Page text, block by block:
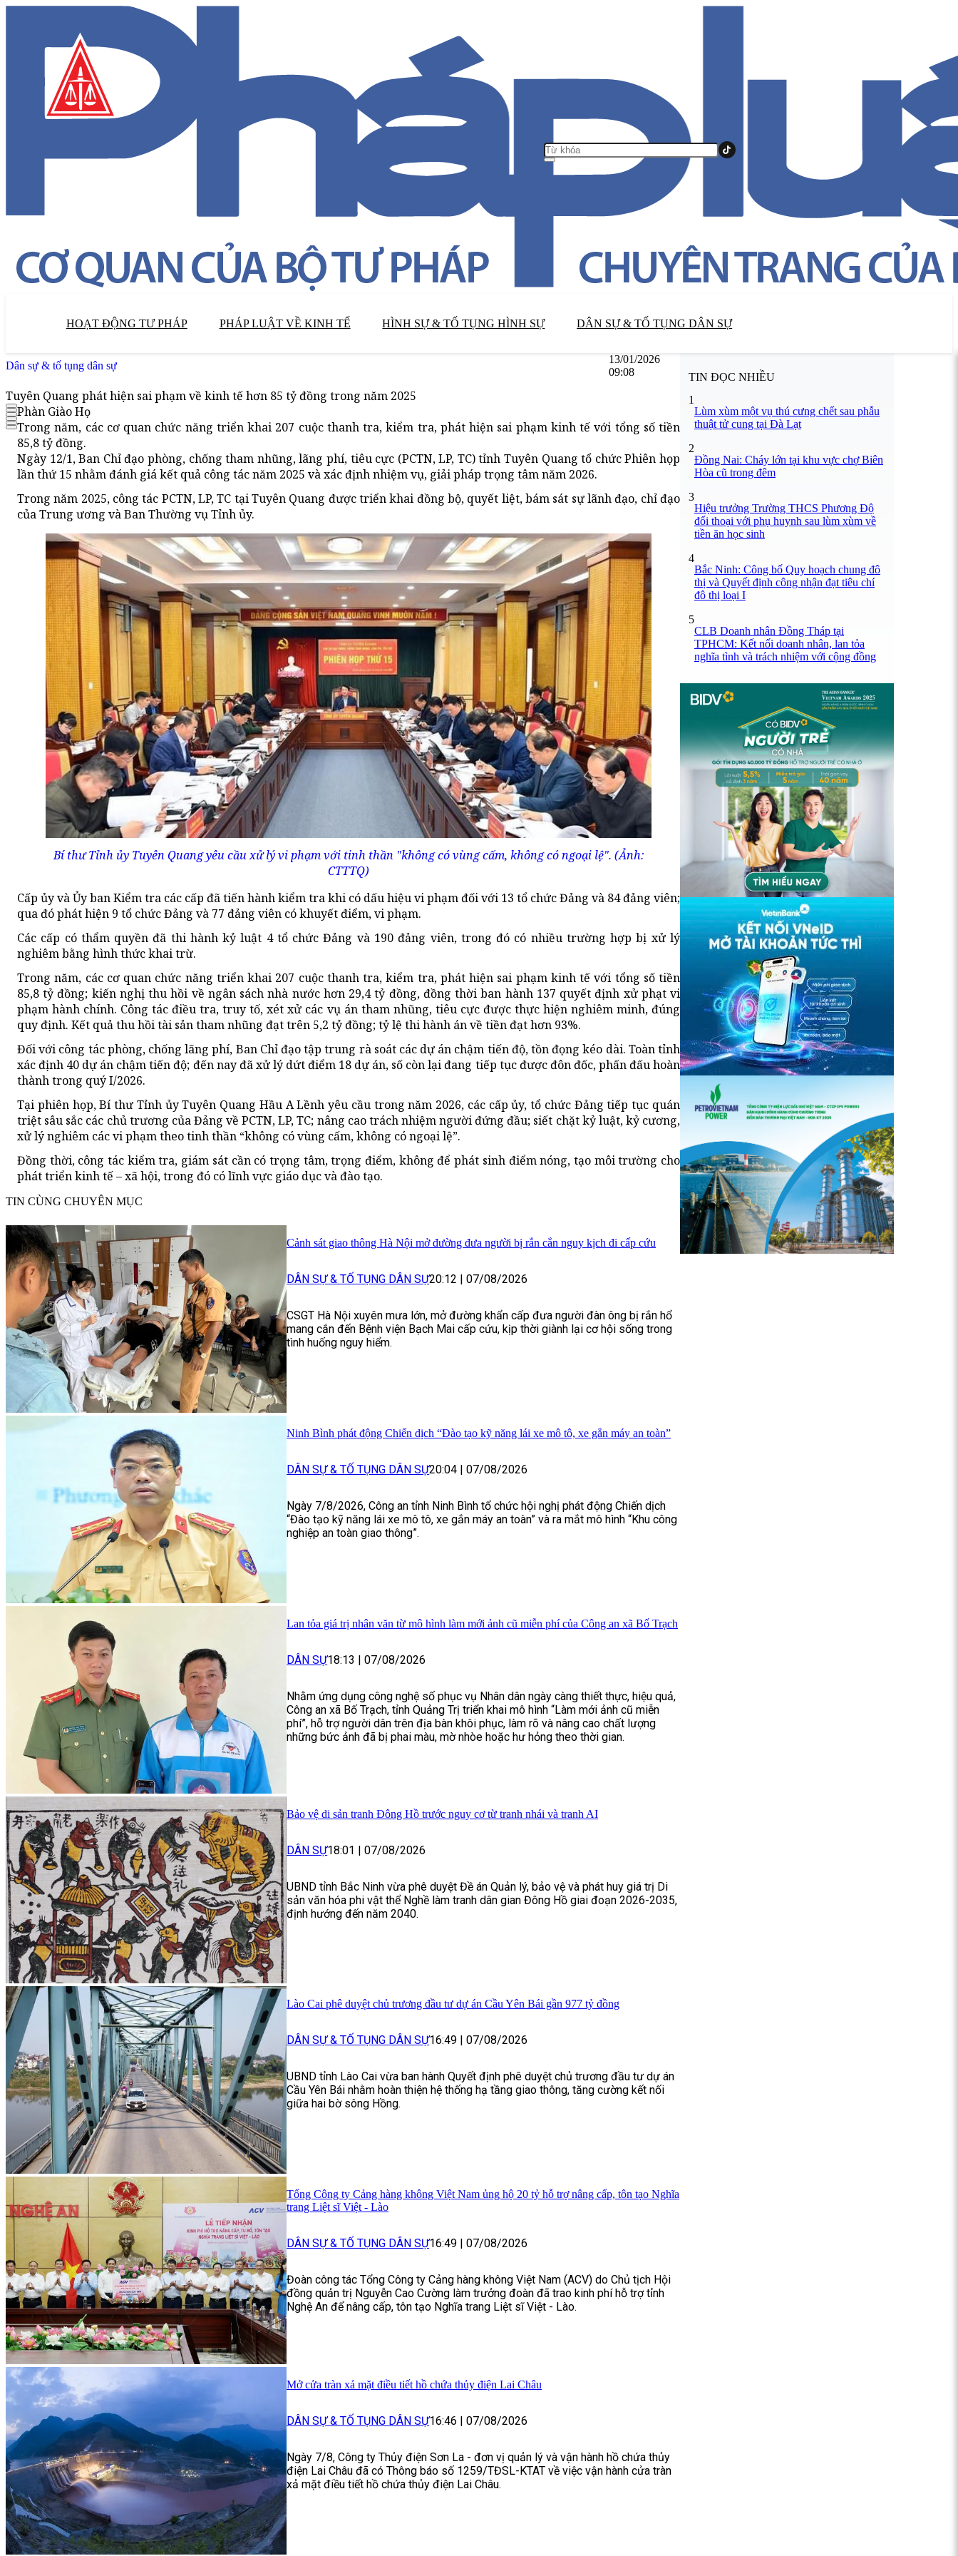
HOẠT ĐỘNG TƯ PHÁP PHÁP LUẬT VỀ KINH TẾ HÌNH SỰ & TỐ TỤNG HÌNH SỰ DÂN SỰ & TỐ TỤNG DÂN SỰ
Dân sự & tố tụng dân sự
13/01/2026
09:08
Tuyên Quang phát hiện sai phạm về kinh tế hơn 85 tỷ đồng trong năm 2025
Phàn Giào Họ
Trong năm, các cơ quan chức năng triển khai 207 cuộc thanh tra, kiểm tra, phát hiện sai phạm kinh tế với tổng số tiền
85,8 tỷ đồng.
Ngày 12/1, Ban Chỉ đạo phòng, chống tham nhũng, lãng phí, tiêu cực (PCTN, LP, TC) tỉnh Tuyên Quang tổ chức Phiên họp
lần thứ 15 nhằm đánh giá kết quả công tác năm 2025 và xác định nhiệm vụ, giải pháp trọng tâm năm 2026.
Trong năm 2025, công tác PCTN, LP, TC tại Tuyên Quang được triển khai đồng bộ, quyết liệt, bám sát sự lãnh đạo, chỉ đạo
của Trung ương và Ban Thường vụ Tỉnh ủy.
Bí thư Tỉnh ủy Tuyên Quang yêu cầu xử lý vi phạm với tinh thần "không có vùng cấm, không có ngoại lệ". (Ảnh:
CTTTQ)
Cấp ủy và Ủy ban Kiểm tra các cấp đã tiến hành kiểm tra khi có dấu hiệu vi phạm đối với 13 tổ chức Đảng và 84 đảng viên;
qua đó phát hiện 9 tổ chức Đảng và 77 đảng viên có khuyết điểm, vi phạm.
Các cấp có thẩm quyền đã thi hành kỷ luật 4 tổ chức Đảng và 190 đảng viên, trong đó có nhiều trường hợp bị xử lý
nghiêm bằng hình thức khai trừ.
Trong năm, các cơ quan chức năng triển khai 207 cuộc thanh tra, kiểm tra, phát hiện sai phạm kinh tế với tổng số tiền
85,8 tỷ đồng; kiến nghị thu hồi về ngân sách nhà nước hơn 29,4 tỷ đồng, đồng thời ban hành 137 quyết định xử phạt vi
phạm hành chính. Công tác điều tra, truy tố, xét xử các vụ án tham nhũng, tiêu cực được thực hiện nghiêm minh, đúng
quy định. Kết quả thu hồi tài sản tham nhũng đạt trên 5,2 tỷ đồng; tỷ lệ thi hành án về tiền đạt hơn 93%.
Đối với công tác phòng, chống lãng phí, Ban Chỉ đạo tập trung rà soát các dự án chậm tiến độ, tồn đọng kéo dài. Toàn tỉnh
xác định 40 dự án chậm tiến độ; đến nay đã xử lý dứt điểm 18 dự án, số còn lại đang tiếp tục được đôn đốc, phấn đấu hoàn
thành trong quý I/2026.
Tại phiên họp, Bí thư Tỉnh ủy Tuyên Quang Hầu A Lềnh yêu cầu trong năm 2026, các cấp ủy, tổ chức Đảng tiếp tục quán
triệt sâu sắc các chủ trương của Đảng về PCTN, LP, TC; nâng cao trách nhiệm người đứng đầu; siết chặt kỷ luật, kỷ cương,
xử lý nghiêm các vi phạm theo tinh thần “không có vùng cấm, không có ngoại lệ”.
Đồng thời, công tác kiểm tra, giám sát cần có trọng tâm, trọng điểm, không để phát sinh điểm nóng, tạo môi trường cho
phát triển kinh tế – xã hội, trong đó có lĩnh vực giáo dục và đào tạo.
TIN CÙNG CHUYÊN MỤC
Cảnh sát giao thông Hà Nội mở đường đưa người bị rắn cắn nguy kịch đi cấp cứu
DÂN SỰ & TỐ TỤNG DÂN SỰ20:12 07/08/2026
CSGT Hà Nội xuyên mưa lớn, mở đường khẩn cấp đưa người đàn ông bị rắn hổ
mang cắn đến Bệnh viện Bạch Mai cấp cứu, kịp thời giành lại cơ hội sống trong
tình huống nguy hiểm.
Ninh Bình phát động Chiến dịch “Đào tạo kỹ năng lái xe mô tô, xe gắn máy an toàn”
DÂN SỰ & TỐ TỤNG DÂN SỰ20:04 | 07/08/2026
Ngày 7/8/2026, Công an tỉnh Ninh Bình tổ chức hội nghị phát động Chiến dịch
“Đào tạo kỹ năng lái xe mô tô, xe gắn máy an toàn” và ra mắt mô hình “Khu công
nghiệp an toàn giao thông”.
Lan tỏa giá trị nhân văn từ mô hình làm mới ảnh cũ miễn phí của Công an xã Bố Trạch
DÂN SỰ18:13 | 07/08/2026
Nhằm ứng dụng công nghệ số phục vụ Nhân dân ngày càng thiết thực, hiệu quả,
Công an xã Bố Trạch, tỉnh Quảng Trị triển khai mô hình “Làm mới ảnh cũ miễn
phí”, hỗ trợ người dân trên địa bàn khôi phục, làm rõ và nâng cao chất lượng
những bức ảnh đã bị phai màu, mờ nhòe hoặc hư hỏng theo thời gian.
Bảo vệ di sản tranh Đông Hồ trước nguy cơ từ tranh nhái và tranh AI
DÂN SỰ18:01 | 07/08/2026
UBND tỉnh Bắc Ninh vừa phê duyệt Đề án Quản lý, bảo vệ và phát huy giá trị Di
sản văn hóa phi vật thể Nghề làm tranh dân gian Đông Hồ giai đoạn 2026-2035,
định hướng đến năm 2040.
Lào Cai phê duyệt chủ trương đầu tư dự án Cầu Yên Bái gần 977 tỷ đồng
DÂN SỰ & TỐ TỤNG DÂN SỰ16:49 07/08/2026
UBND tỉnh Lào Cai vừa ban hành Quyết định phê duyệt chủ trương đầu tư dự án
Cầu Yên Bái nhằm hoàn thiện hệ thống hạ tầng giao thông, tăng cường kết nối
giữa hai bờ sông Hồng.
Tổng Công ty Cảng hàng không Việt Nam ủng hộ 20 tỷ hỗ trợ nâng cấp, tôn tạo Nghĩa
trang Liệt sĩ Việt - Lào
DÂN SỰ & TỐ TỤNG DÂN SỰ16:49 | 07/08/2026
Đoàn công tác Tổng Công ty Cảng hàng không Việt Nam (ACV) do Chủ tịch Hội
đồng quản trị Nguyễn Cao Cường làm trưởng đoàn đã trao kinh phí hỗ trợ tỉnh
Nghệ An để nâng cấp, tôn tạo Nghĩa trang Liệt sĩ Việt - Lào.
Mở cửa tràn xả mặt điều tiết hồ chứa thủy điện Lai Châu
DÂN SỰ & TỐ TỤNG DÂN SỰ16:46 | 07/08/2026
Ngày 7/8, Công ty Thủy điện Sơn La - đơn vị quản lý và vận hành hồ chứa thủy
điện Lai Châu đã có Thông báo số 1259/TĐSL-KTAT về việc vận hành cửa tràn
xả mặt điều tiết hồ chứa thủy điện Lai Châu.
TIN ĐỌC NHIỀU
1
Lùm xùm một vụ thú cưng chết sau phẫu
thuật tử cung tại Đà Lạt
2
Đồng Nai: Cháy lớn tại khu vực chợ Biên
Hòa cũ trong đêm
3
Hiệu trưởng Trường THCS Phương Độ
đối thoại với phụ huynh sau lùm xùm về
tiền ăn học sinh
4
Bắc Ninh: Công bố Quy hoạch chung đô
thị và Quyết định công nhận đạt tiêu chí
đô thị loại I
5
CLB Doanh nhân Đồng Tháp tại
TPHCM: Kết nối doanh nhân, lan tỏa
nghĩa tình và trách nhiệm với cộng đồng